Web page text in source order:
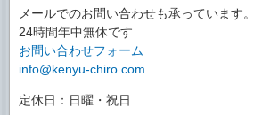
メールでのお問い合わせも承っています。
24時間年中無休です
お問い合わせフォーム
info@kenyu-chiro.com
定休日：日曜・祝日